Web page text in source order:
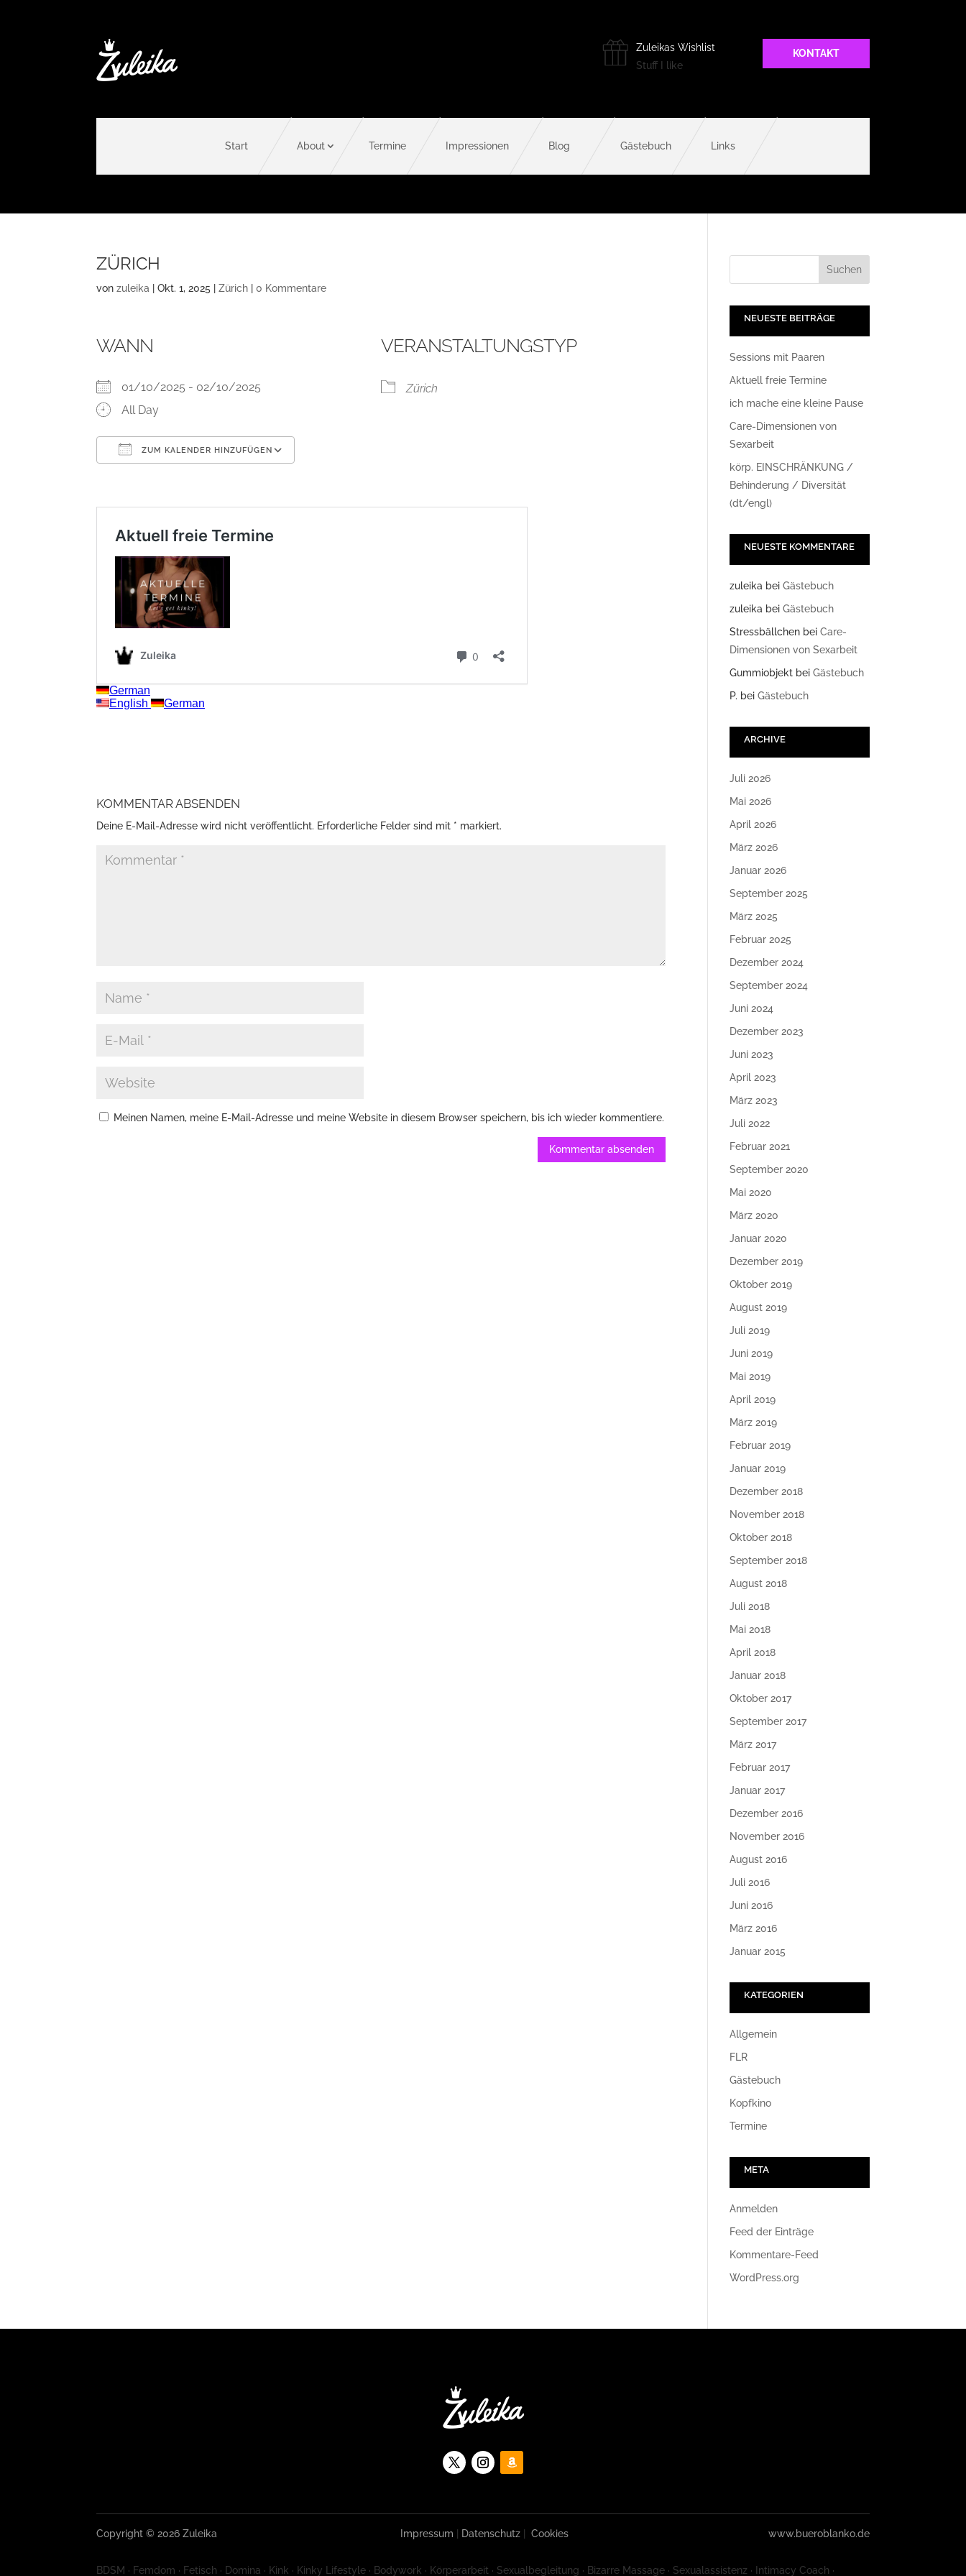
Zuleikas Wishlist
Stuff I like
KONTAKT
Start About Termine Impressionen Blog Gästebuch Links
ZÜRICH
vonzuleika |Okt. 1, 2025 |Zürich |0 Kommentare
WANN
01/10/2025 - 02/10/2025
All Day
ZUM KALENDER HINZUFÜGEN
VERANSTALTUNGSTYP
Zürich
KOMMENTAR ABSENDEN
Deine E-Mail-Adresse wird nicht veröffentlicht. Erforderliche Felder sind mit * markiert.
Meinen Namen, meine E-Mail-Adresse und meine Website in diesem Browser speichern, bis ich wieder kommentiere.
NEUESTE BEITRÄGE
Sessions mit Paaren
Aktuell freie Termine
ich mache eine kleine Pause
Care-Dimensionen von
Sexarbeit
körp. EINSCHRÄNKUNG /
Behinderung / Diversität
(dt/engl)
NEUESTE KOMMENTARE
zuleika beiGästebuch
zuleika beiGästebuch
Stressbällchen beiCare-
Dimensionen von Sexarbeit
Gummiobjekt beiGästebuch
P. beiGästebuch
ARCHIVE
Juli 2026
Mai 2026
April 2026
März 2026
Januar 2026
September 2025
März 2025
Februar 2025
Dezember 2024
September 2024
Juni 2024
Dezember 2023
Juni 2023
April 2023
März 2023
Juli 2022
Februar 2021
September 2020
Mai 2020
März 2020
Januar 2020
Dezember 2019
Oktober 2019
August 2019
Juli 2019
Juni 2019
Mai 2019
April 2019
März 2019
Februar 2019
Januar 2019
Dezember 2018
November 2018
Oktober 2018
September 2018
August 2018
Juli 2018
Mai 2018
April 2018
Januar 2018
Oktober 2017
September 2017
März 2017
Februar 2017
Januar 2017
Dezember 2016
November 2016
August 2016
Juli 2016
Juni 2016
März 2016
Januar 2015
KATEGORIEN
Allgemein
FLR
Gästebuch
Kopfkino
Termine
META
Anmelden
Feed der Einträge
Kommentare-Feed
WordPress.org
Copyright © 2026 Zuleika Impressum | Datenschutz| Cookies www.bueroblanko.de
BDSM · Femdom · Fetisch · Domina · Kink · Kinky Lifestyle · Bodywork · Körperarbeit · Sexualbegleitung · Bizarre Massage · Sexualassistenz · Intimacy Coach ·